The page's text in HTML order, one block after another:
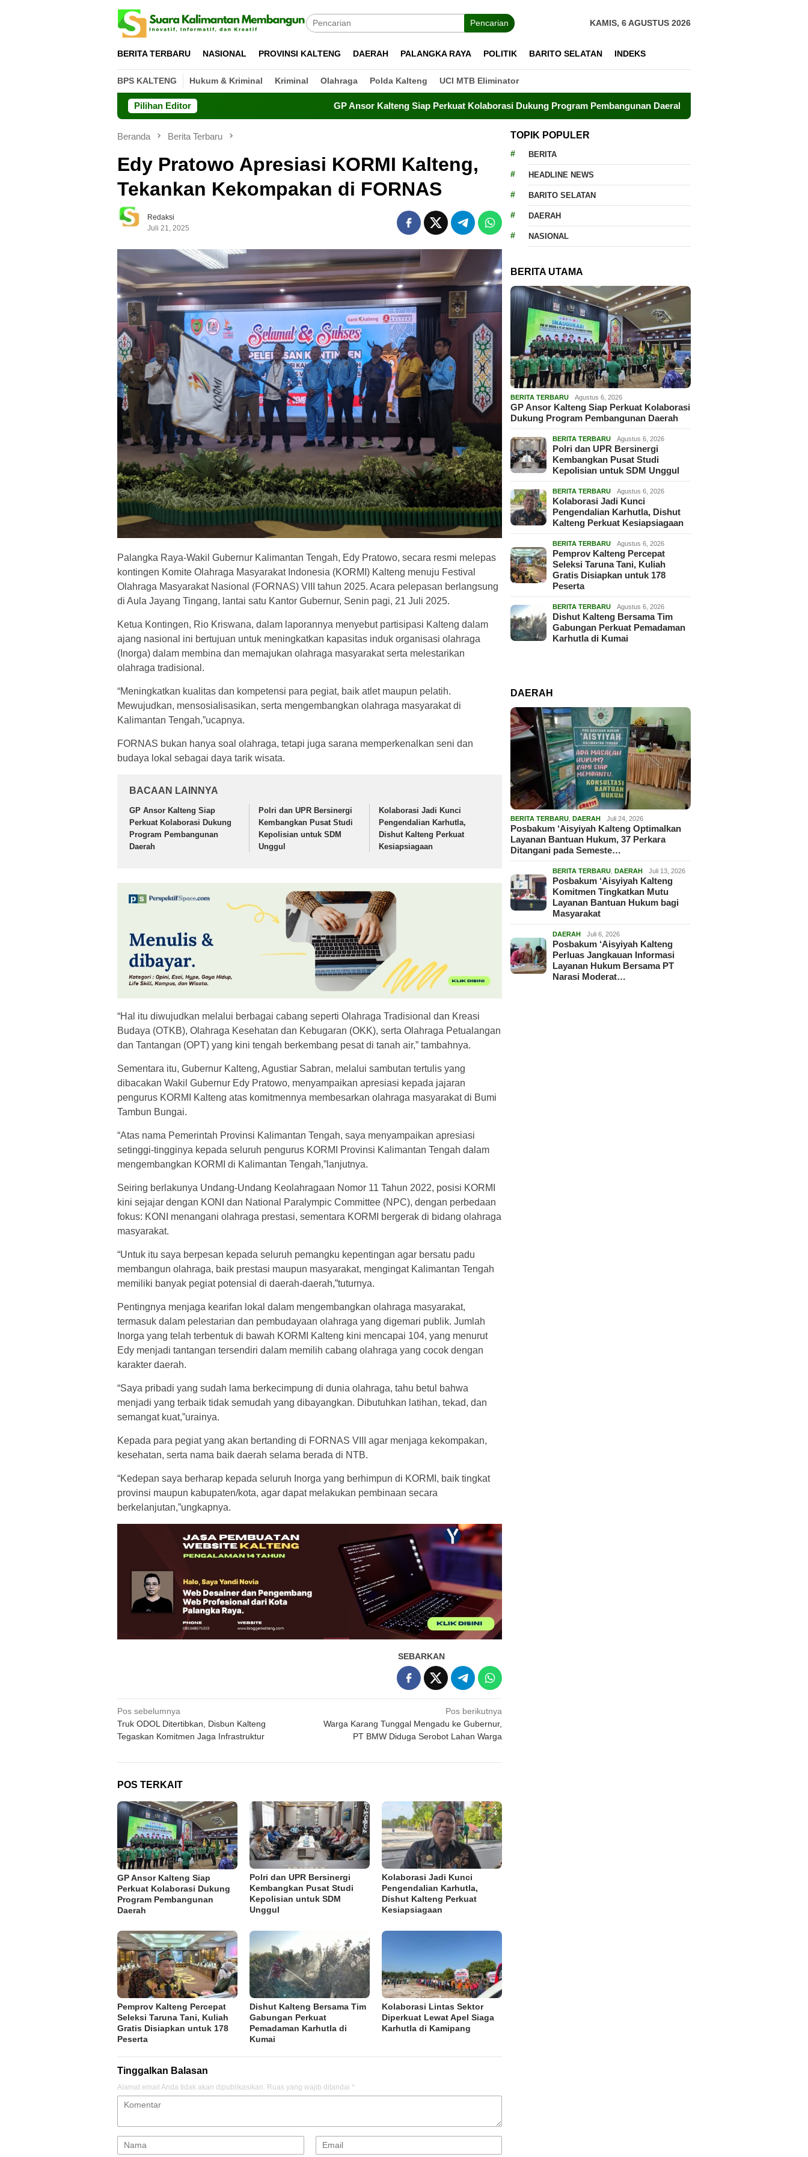
Pencarian KAMIS, 6 AGUSTUS 2026
BERITA TERBARU NASIONAL PROVINSI KALTENG DAERAH PALANGKA RAYA POLITIK BARITO SELATAN INDEKS
BPS KALTENG Hukum & Kriminal Kriminal Olahraga Polda Kalteng UCI MTB Eliminator
Pilihan Editor GP Ansor Kalteng Siap Perkuat Kolaborasi Dukung Program Pembangunan Daerah Polri dan UPR Bersinergi
Beranda Berita Terbaru
Edy Pratowo Apresiasi KORMI Kalteng,
Tekankan Kekompakan di FORNAS
Redaksi
Juli 21, 2025
Palangka Raya-Wakil Gubernur Kalimantan Tengah, Edy Pratowo, secara resmi melepas
kontingen Komite Olahraga Masyarakat Indonesia (KORMI) Kalteng menuju Festival
Olahraga Masyarakat Nasional (FORNAS) VIII tahun 2025. Acara pelepasan berlangsung
di Aula Jayang Tingang, lantai satu Kantor Gubernur, Senin pagi, 21 Juli 2025.
Ketua Kontingen, Rio Kriswana, dalam laporannya menyebut partisipasi Kalteng dalam
ajang nasional ini bertujuan untuk meningkatkan kapasitas induk organisasi olahraga
(Inorga) dalam membina dan memajukan olahraga masyarakat serta melestarikan
olahraga tradisional.
“Meningkatkan kualitas dan kompetensi para pegiat, baik atlet maupun pelatih.
Mewujudkan, mensosialisasikan, serta mengembangkan olahraga masyarakat di
Kalimantan Tengah,”ucapnya.
FORNAS bukan hanya soal olahraga, tetapi juga sarana memperkenalkan seni dan
budaya lokal sebagai daya tarik wisata.
BACAAN LAINNYA
GP Ansor Kalteng Siap
Perkuat Kolaborasi Dukung
Program Pembangunan
Daerah
Polri dan UPR Bersinergi
Kembangkan Pusat Studi
Kepolisian untuk SDM
Unggul
Kolaborasi Jadi Kunci
Pengendalian Karhutla,
Dishut Kalteng Perkuat
Kesiapsiagaan
“Hal itu diwujudkan melalui berbagai cabang seperti Olahraga Tradisional dan Kreasi
Budaya (OTKB), Olahraga Kesehatan dan Kebugaran (OKK), serta Olahraga Petualangan
dan Tantangan (OPT) yang kini tengah berkembang pesat di tanah air,” tambahnya.
Sementara itu, Gubernur Kalteng, Agustiar Sabran, melalui sambutan tertulis yang
dibacakan Wakil Gubernur Edy Pratowo, menyampaikan apresiasi kepada jajaran
pengurus KORMI Kalteng atas komitmennya membesarkan olahraga masyarakat di Bumi
Tambun Bungai.
“Atas nama Pemerintah Provinsi Kalimantan Tengah, saya menyampaikan apresiasi
setinggi-tingginya kepada seluruh pengurus KORMI Provinsi Kalimantan Tengah dalam
mengembangkan KORMI di Kalimantan Tengah,”lanjutnya.
Seiring berlakunya Undang-Undang Keolahragaan Nomor 11 Tahun 2022, posisi KORMI
kini sejajar dengan KONI dan National Paralympic Committee (NPC), dengan perbedaan
fokus: KONI menangani olahraga prestasi, sementara KORMI bergerak di bidang olahraga
masyarakat.
“Untuk itu saya berpesan kepada seluruh pemangku kepentingan agar bersatu padu
membangun olahraga, baik prestasi maupun masyarakat, mengingat Kalimantan Tengah
memiliki banyak pegiat potensial di daerah-daerah,”tuturnya.
Pentingnya menjaga kearifan lokal dalam mengembangkan olahraga masyarakat,
termasuk dalam pelestarian dan pembudayaan olahraga yang digemari publik. Jumlah
Inorga yang telah terbentuk di bawah KORMI Kalteng kini mencapai 104, yang menurut
Edy menjadi tantangan tersendiri dalam memilih cabang olahraga yang cocok dengan
karakter daerah.
“Saya pribadi yang sudah lama berkecimpung di dunia olahraga, tahu betul bahwa
menjadi yang terbaik tidak semudah yang dibayangkan. Dibutuhkan latihan, tekad, dan
semangat kuat,”urainya.
Kepada para pegiat yang akan bertanding di FORNAS VIII agar menjaga kekompakan,
kesehatan, serta nama baik daerah selama berada di NTB.
“Kedepan saya berharap kepada seluruh Inorga yang berhimpun di KORMI, baik tingkat
provinsi maupun kabupaten/kota, agar dapat melakukan pembinaan secara
berkelanjutan,”ungkapnya.
SEBARKAN
Navigasi
pos
Pos sebelumnya
Truk ODOL Ditertibkan, Disbun Kalteng
Tegaskan Komitmen Jaga Infrastruktur
Pos berikutnya
Warga Karang Tunggal Mengadu ke Gubernur,
PT BMW Diduga Serobot Lahan Warga
POS TERKAIT
GP Ansor Kalteng Siap
Perkuat Kolaborasi Dukung
Program Pembangunan
Daerah
Polri dan UPR Bersinergi
Kembangkan Pusat Studi
Kepolisian untuk SDM
Unggul
Kolaborasi Jadi Kunci
Pengendalian Karhutla,
Dishut Kalteng Perkuat
Kesiapsiagaan
Pemprov Kalteng Percepat
Seleksi Taruna Tani, Kuliah
Gratis Disiapkan untuk 178
Peserta
Dishut Kalteng Bersama Tim
Gabungan Perkuat
Pemadaman Karhutla di
Kumai
Kolaborasi Lintas Sektor
Diperkuat Lewat Apel Siaga
Karhutla di Kamipang
Tinggalkan Balasan
Alamat email Anda tidak akan dipublikasikan. Ruas yang wajib ditandai *
TOPIK POPULER
BERITA
HEADLINE NEWS
BARITO SELATAN
DAERAH
NASIONAL
BERITA UTAMA
BERITA TERBARU Agustus 6, 2026
GP Ansor Kalteng Siap Perkuat Kolaborasi
Dukung Program Pembangunan Daerah
BERITA TERBARU Agustus 6, 2026
Polri dan UPR Bersinergi
Kembangkan Pusat Studi
Kepolisian untuk SDM Unggul
BERITA TERBARU Agustus 6, 2026
Kolaborasi Jadi Kunci
Pengendalian Karhutla, Dishut
Kalteng Perkuat Kesiapsiagaan
BERITA TERBARU Agustus 6, 2026
Pemprov Kalteng Percepat
Seleksi Taruna Tani, Kuliah
Gratis Disiapkan untuk 178
Peserta
BERITA TERBARU Agustus 6, 2026
Dishut Kalteng Bersama Tim
Gabungan Perkuat Pemadaman
Karhutla di Kumai
DAERAH
BERITA TERBARU ,DAERAH Juli 24, 2026
Posbakum ‘Aisyiyah Kalteng Optimalkan
Layanan Bantuan Hukum, 37 Perkara
Ditangani pada Semeste…
BERITA TERBARU ,DAERAH Juli 13, 2026
Posbakum ‘Aisyiyah Kalteng
Komitmen Tingkatkan Mutu
Layanan Bantuan Hukum bagi
Masyarakat
DAERAH Juli 6, 2026
Posbakum ‘Aisyiyah Kalteng
Perluas Jangkauan Informasi
Layanan Hukum Bersama PT
Narasi Moderat…